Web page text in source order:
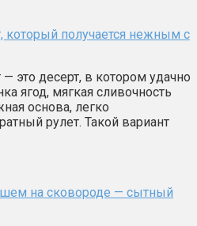
который получается нежным с
это десерт, в котором удачно
ягод, мягкая сливочность
основа, легко
рулет. Такой вариант
на сковороде — сытный